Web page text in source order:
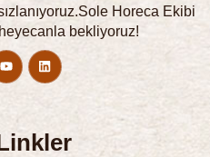
Horeca Ekibi
bekliyoruz!